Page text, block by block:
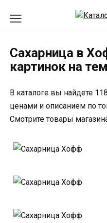
Сахарница в
картинок на
В каталоге вы найдете
ценами и описанием по
Смотрите товары